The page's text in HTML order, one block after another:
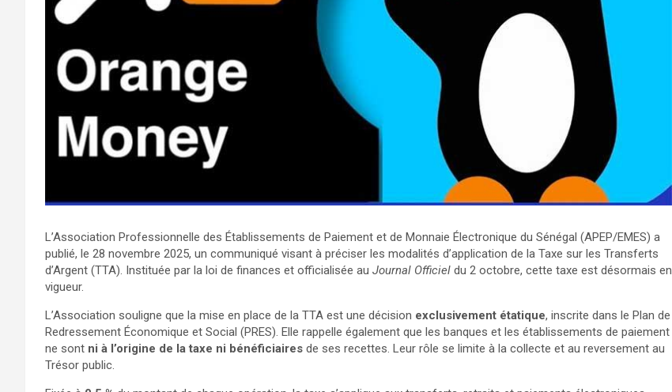
L’Association Professionnelle des Établissements de Paiement et de Monnaie Électronique du Sénégal (APEP/EMES) a
publié, le 28 novembre 2025, un communiqué visant à préciser les modalités d’application de la Taxe sur les Transferts
d’Argent (TTA). Instituée par la loi de finances et officialisée au Journal Officiel du 2 octobre, cette taxe est désormais en
vigueur.
L’Association souligne que la mise en place de la TTA est une décision exclusivement étatique, inscrite dans le Plan de
Redressement Économique et Social (PRES). Elle rappelle également que les banques et les établissements de paiement
ne sont ni à l’origine de la taxe ni bénéficiaires de ses recettes. Leur rôle se limite à la collecte et au reversement au
Trésor public.